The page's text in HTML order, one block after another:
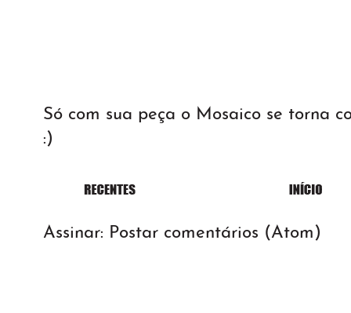
Só com sua peça o Mosaico se torna
:)
Assinar: Postar comentários (Atom)